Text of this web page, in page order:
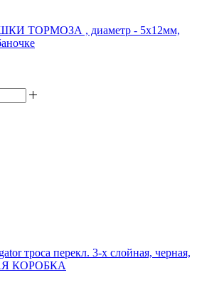
ТОРМОЗА , диаметр - 5х12мм,
троса перекл. 3-х слойная, черная,
КОРОБКА